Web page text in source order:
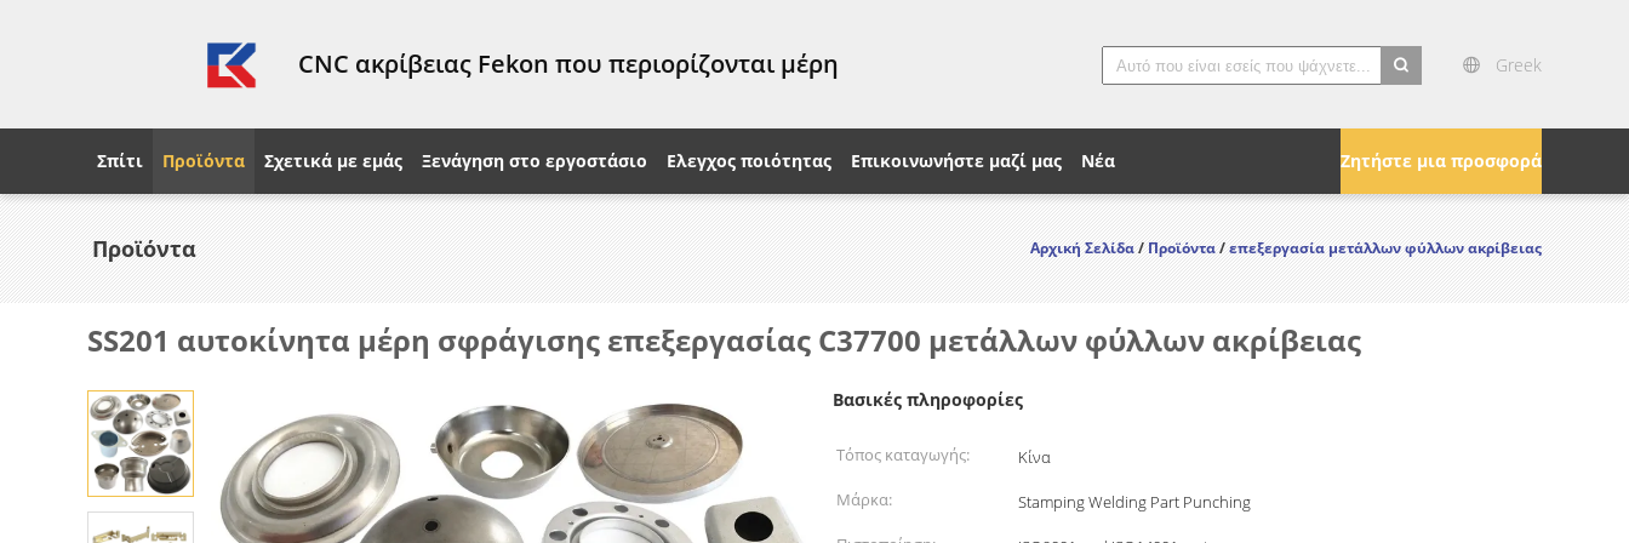
CNC ακρίβειας Fekon που περιορίζονται μέρη Greek
Ζητήστε μια προσφορά
Σπίτι Προϊόντα Σχετικά με εμάς Ξενάγηση στο εργοστάσιο Ελεγχος ποιότητας Επικοινωνήστε μαζί μας Νέα
Προϊόντα Αρχική Σελίδα/Προϊόντα/επεξεργασία μετάλλων φύλλων ακρίβειας
SS201 αυτοκίνητα μέρη σφράγισης επεξεργασίας C37700 μετάλλων φύλλων ακρίβειας
Βασικές πληροφορίες
Τόπος καταγωγής:
Κίνα
Μάρκα:
Stamping Welding Part Punching